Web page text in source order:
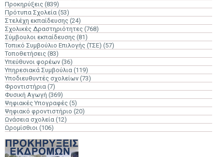
Προκηρύξεις (839)
Πρότυπα Σχολεία (53)
Στελέχη εκπαίδευσης (24)
Σχολικές Δραστηριότητες (768)
Σύμβουλοι εκπαίδευσης (81)
Τοπικό Συμβούλιο Επιλογής (ΤΣΕ) (57)
Τοποθετήσεις (83)
Υπεύθυνοι φορέων (36)
Υπηρεσιακά Συμβούλια (119)
Υποδιευθυντές σχολείων (73)
Φροντιστήρια (7)
Φυσική Αγωγή (369)
Ψηφιακές Υπογραφές (5)
Ψηφιακό φροντιστήριο (20)
Ωνάσεια σχολεία (12)
Ωρομίσθιοι (106)